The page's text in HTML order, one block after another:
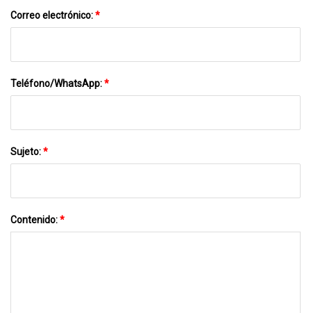
Correo electrónico:*
Teléfono/WhatsApp:*
Sujeto:*
Contenido:*